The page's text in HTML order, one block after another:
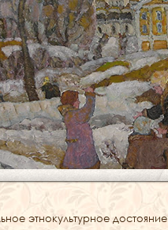
этнокультурное достояние